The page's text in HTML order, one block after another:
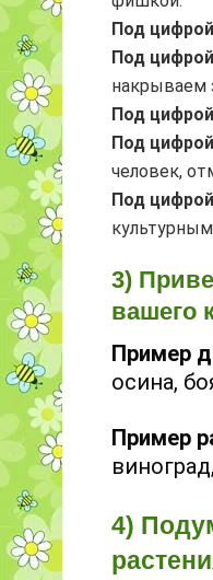
Под
Под
накрываем
Под
Под
человек,
Под
3)
вашего
Пример
осина,
Пример
4)